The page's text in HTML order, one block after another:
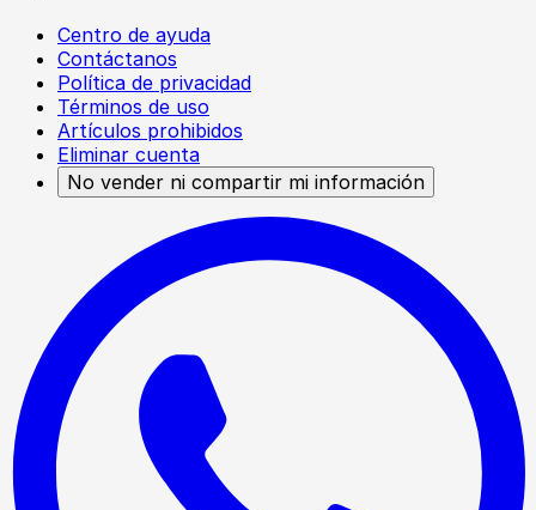
Centro de ayuda
Contáctanos
Política de privacidad
Términos de uso
Artículos prohibidos
Eliminar cuenta
No vender ni compartir mi información